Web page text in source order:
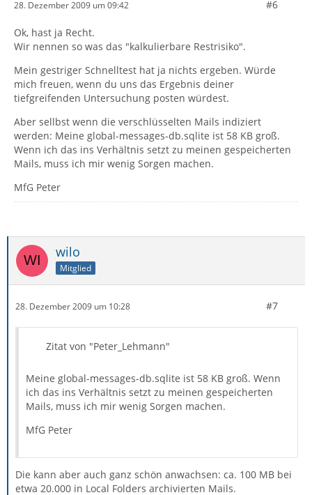
28. Dezember 2009 um 09:42 #6
Ok, hast ja Recht.
Wir nennen so was das "kalkulierbare Restrisiko".
Mein gestriger Schnelltest hat ja nichts ergeben. Würde
mich freuen, wenn du uns das Ergebnis deiner
tiefgreifenden Untersuchung posten würdest.
Aber sellbst wenn die verschlüsselten Mails indiziert
werden: Meine global-messages-db.sqlite ist 58 KB groß.
Wenn ich das ins Verhältnis setzt zu meinen gespeicherten
Mails, muss ich mir wenig Sorgen machen.
MfG Peter
wilo
Mitglied
28. Dezember 2009 um 10:28 #7
Zitat von "Peter_Lehmann"
Meine global-messages-db.sqlite ist 58 KB groß. Wenn
ich das ins Verhältnis setzt zu meinen gespeicherten
Mails, muss ich mir wenig Sorgen machen.
MfG Peter
Die kann aber auch ganz schön anwachsen: ca. 100 MB bei
etwa 20.000 in Local Folders archivierten Mails.